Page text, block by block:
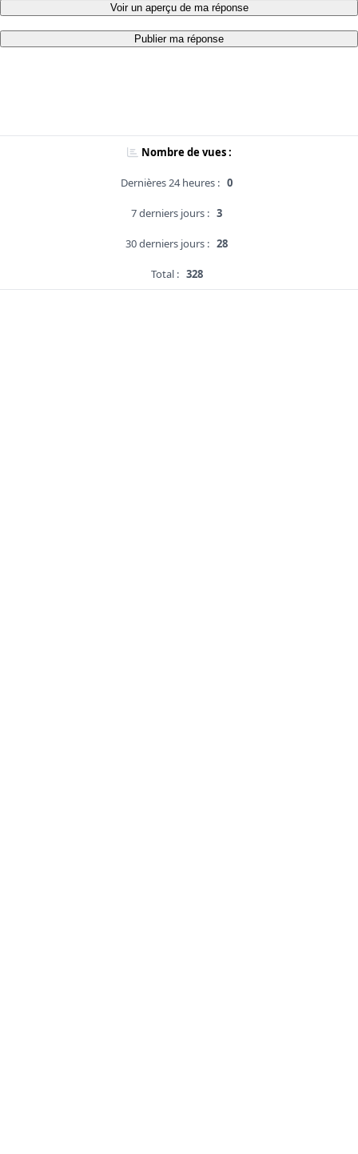
Voir un aperçu de ma réponse
Publier ma réponse
Nombre de vues :
Dernières 24 heures : 0
7 derniers jours : 3
30 derniers jours : 28
Total : 328